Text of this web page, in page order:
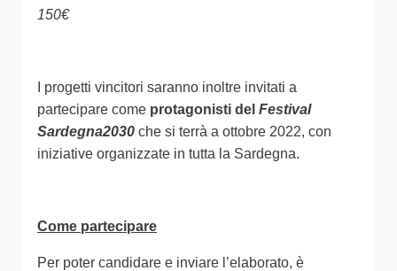
150€
I progetti vincitori saranno inoltre invitati a
partecipare come protagonisti del Festival
Sardegna2030 che si terrà a ottobre 2022, con
iniziative organizzate in tutta la Sardegna.
Come partecipare
Per poter candidare e inviare l’elaborato, è